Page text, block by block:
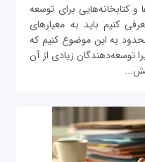
کتابخانه‌هایی برای توسعه
کنیم باید به معیارهای
به این موضوع کنیم که
توسعه‌دهندگان زیادی از آن